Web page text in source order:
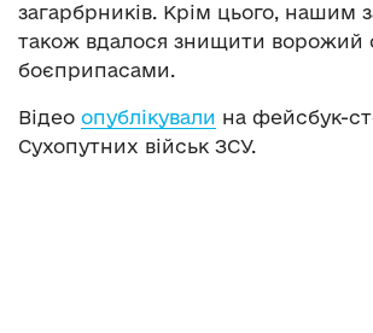
загарбрників. Крім цього, нашим
також вдалося знищити ворожий
боєприпасами.
Відео опублікували на фейсбук-
Сухопутних військ ЗСУ.